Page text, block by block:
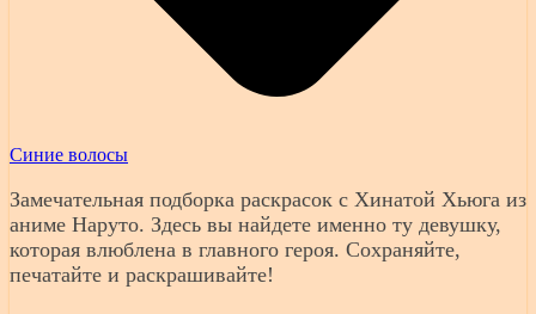
Синие волосы
Замечательная подборка раскрасок с Хинатой Хьюга из
аниме Наруто. Здесь вы найдете именно ту девушку,
которая влюблена в главного героя. Сохраняйте,
печатайте и раскрашивайте!